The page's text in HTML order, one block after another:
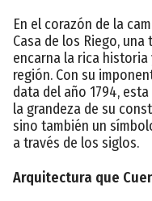
En el corazón de la
Casa de los Riego,
encarna la rica
región. Con su
data del año 1794,
la grandeza de su
sino también un
a través de los siglos.
Arquitectura que